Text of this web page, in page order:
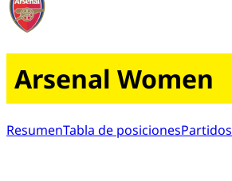
Arsenal Women
ResumenTabla de posicionesPartidos